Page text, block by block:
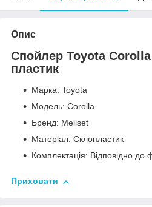
Опис
Спойлер Toyota Corolla
пластик
Марка: Toyota
Модель: Corolla
Бренд: Meliset
Матеріал: Склопластик
Комплектація: Відповідно до
Приховати